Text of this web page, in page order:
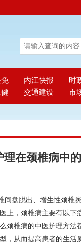
免 内江快报
时
交通建设 市
理在颈椎病中
间盘脱出、增生性颈椎
上，颈椎病主要有以下
颈椎病的中医护理方法
，从而提高患者的生活